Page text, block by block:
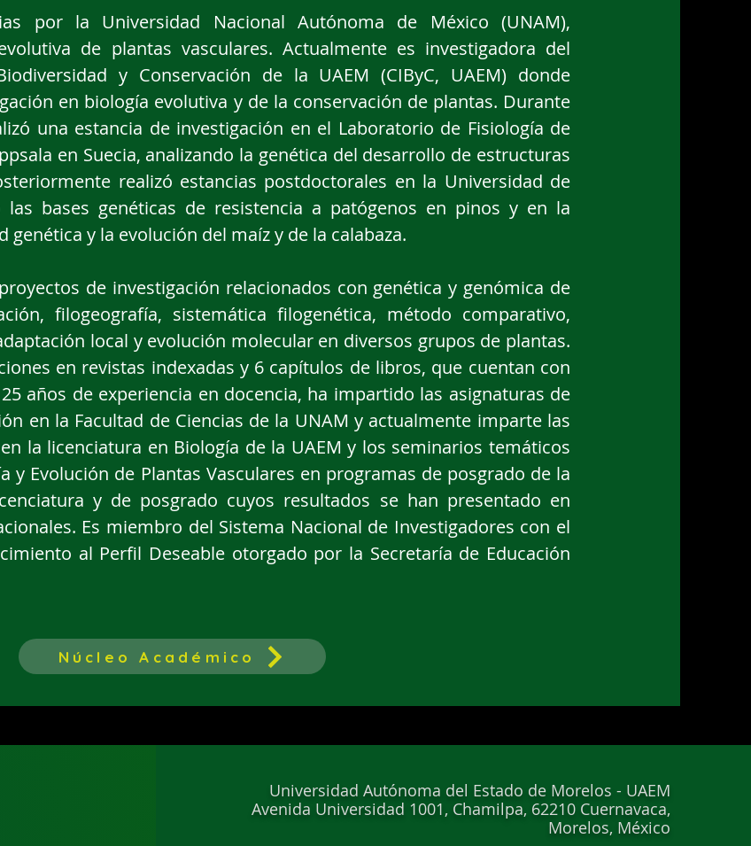
por la Universidad Nacional Autónoma de México (UNAM),
de plantas vasculares. Actualmente es investigadora del
y Conservación de la UAEM (CIByC, UAEM) donde
en biología evolutiva y de la conservación de plantas. Durante
una estancia de investigación en el Laboratorio de Fisiología de
en Suecia, analizando la genética del desarrollo de estructuras
realizó estancias postdoctorales en la Universidad de
las bases genéticas de resistencia a patógenos en pinos y en la
y la evolución del maíz y de la calabaza.
de investigación relacionados con genética y genómica de
filogeografía, sistemática filogenética, método comparativo,
local y evolución molecular en diversos grupos de plantas.
en revistas indexadas y 6 capítulos de libros, que cuentan con
años de experiencia en docencia, ha impartido las asignaturas de
en la Facultad de Ciencias de la UNAM y actualmente imparte las
la licenciatura en Biología de la UAEM y los seminarios temáticos
y Evolución de Plantas Vasculares en programas de posgrado de la
y de posgrado cuyos resultados se han presentado en
Es miembro del Sistema Nacional de Investigadores con el
al Perfil Deseable otorgado por la Secretaría de Educación
Núcleo Académico
Universidad Autónoma del Estado de Morelos - UAEM
Avenida Universidad 1001, Chamilpa, 62210 Cuernavaca,
Morelos, México